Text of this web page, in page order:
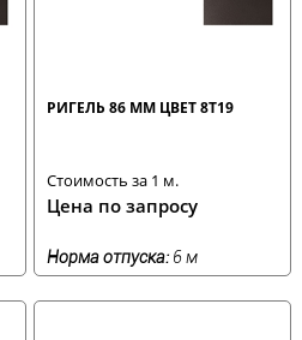
РИГЕЛЬ 86 ММ ЦВЕТ 8T19
Стоимость за 1 м.
Цена по запросу
Норма отпуска: 6 м